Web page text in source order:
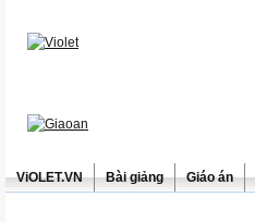
ViOLET.VN Bài giảng Giáo án